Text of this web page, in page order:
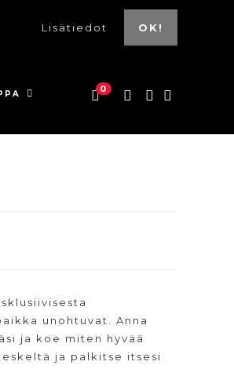
Lisätiedot OK!
0
unohtuvat. Anna
ja koe miten hyvää
ja palkitse itsesi